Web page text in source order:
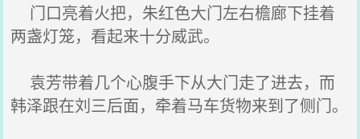
门口亮着火把，朱红色大门左右檐廊下挂着
两盏灯笼，看起来十分威武。
袁芳带着几个心腹手下从大门走了进去，而
韩泽跟在刘三后面，牵着马车货物来到了侧门。